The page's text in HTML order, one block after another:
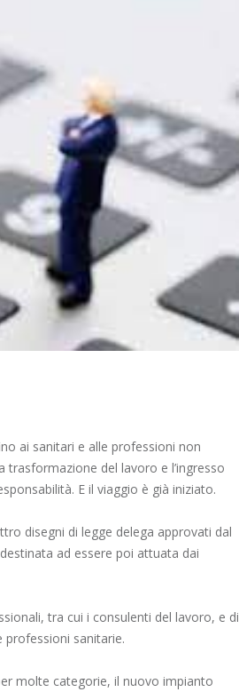
ai sanitari e alle professioni non
trasformazione del lavoro e l’ingresso
E il viaggio è già iniziato.
disegni di legge delega approvati dal
ad essere poi attuata dai
tra cui i consulenti del lavoro, e di
sanitarie.
molte categorie, il nuovo impianto